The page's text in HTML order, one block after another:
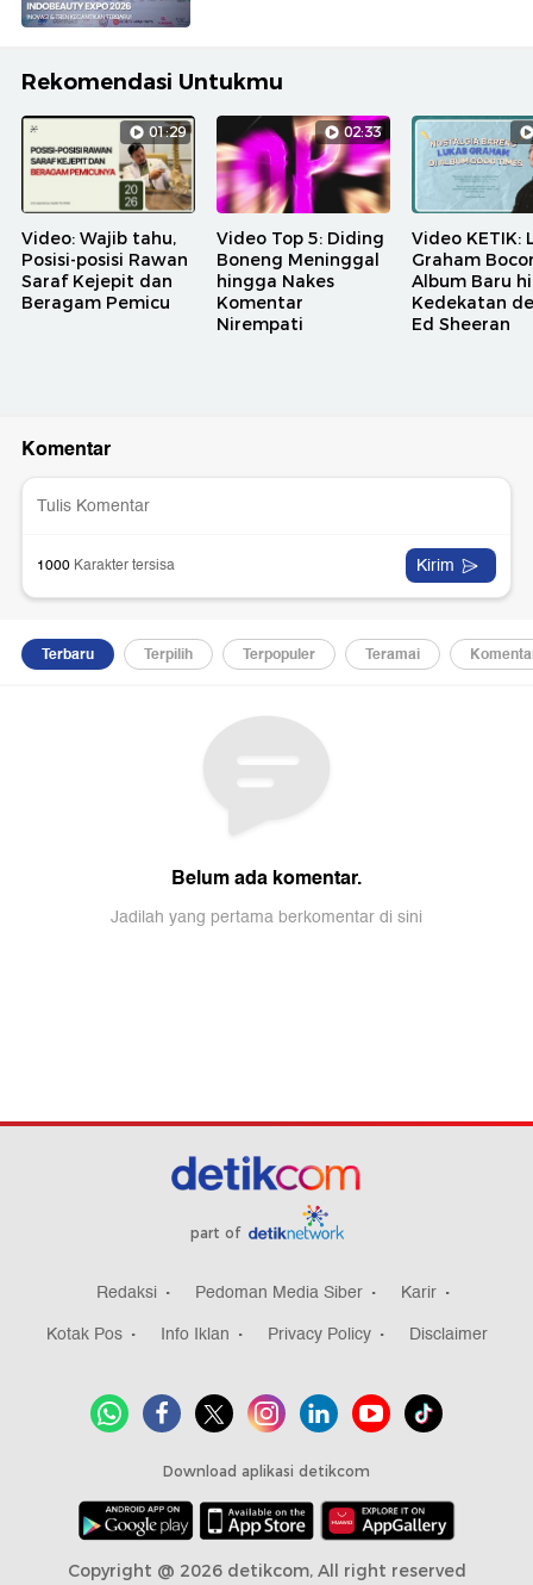
Rekomendasi Untukmu
01:29
Video: Wajib tahu,
Posisi-posisi Rawan
Saraf Kejepit dan
Beragam Pemicu
02:33
Video Top 5: Diding
Boneng Meninggal
hingga Nakes
Komentar
Nirempati
Video KETIK:
Graham
Album Baru
Kedekatan
Ed Sheeran
part of
Redaksi Pedoman Media Siber
Karir
Kotak Pos
Info Iklan Privacy Policy Disclaimer
Download aplikasi detikcom
Copyright @ 2026 detikcom, All right reserved